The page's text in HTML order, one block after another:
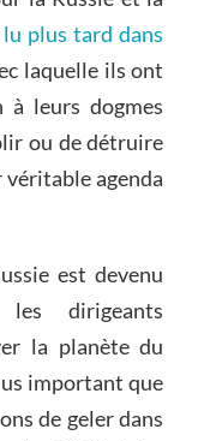
lu plus tard dans
laquelle ils ont
à leurs dogmes
ou de détruire
agenda
est devenu
dirigeants
la planète du
important que
de geler dans